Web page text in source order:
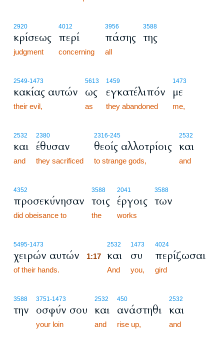
2920
κρίσεως
judgment
4012
περί
concerning
3956
πάσης
all
3588
της
2549-1473
κακίας αυτών
their evil,
5613
ως
as
1459
εγκατέλιπόν
they abandoned
1473
με
me,
2532
και
and
2380
έθυσαν
they sacrificed
2316-245
θεοίς αλλοτρίοις
to strange gods,
2532
και
and
4352
προσεκύνησαν
did obeisance to
3588
τοις
the
2041
έργοις
works
3588
των
5495-1473
χειρών αυτών
of their hands.
2532
1:17 και
And
1473
συ
you,
4024
περίζωσαι
gird
3588
την
3751-1473
οσφύν σου
your loin
2532
και
and
450
ανάστηθι
rise up,
2532
και
and